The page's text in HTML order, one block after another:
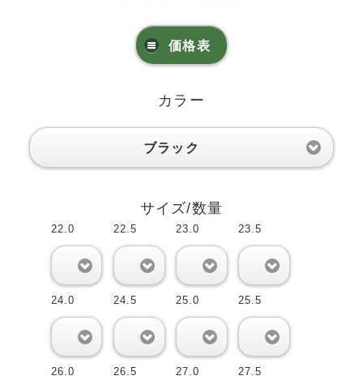
価格表
カラー
ブラック
サイズ/数量
22.0 22.5 23.0 23.5
24.0 24.5 25.0 25.5
26.0 26.5 27.0 27.5